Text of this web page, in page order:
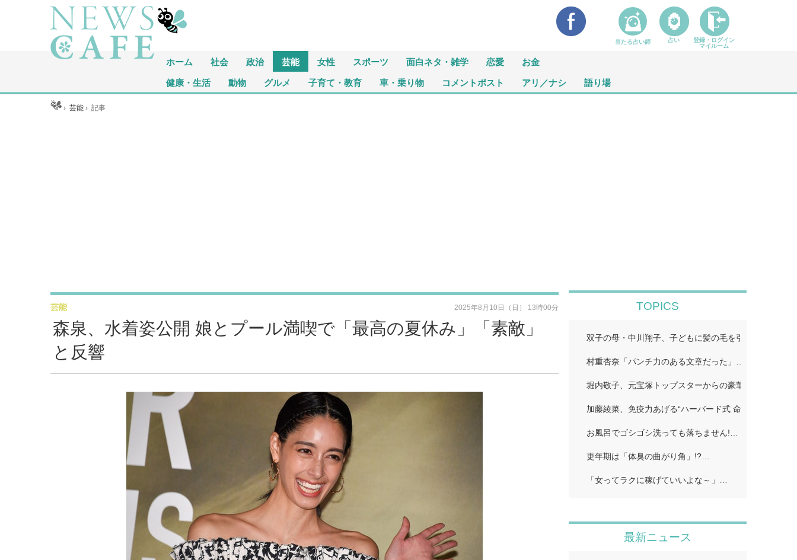
ホーム 社会 政治 芸能 女性 スポーツ 面白ネタ・雑学 恋愛 お金
健康・生活 動物 グルメ 子育て・教育 車・乗り物 コメントポスト アリ／ナシ 語り場
ホーム ›芸能 ›記事
森泉、水着姿公開 娘とプール満喫で「最高の夏休み」「素敵」
と反響
芸能 2025年8月10日（日） 13時00分 TOPICS
双子の母・中川翔子、子どもに髪の毛を引っ張られ困
村重杏奈「パンチ力のある文章だった」…
堀内敬子、元宝塚トップスターからの豪華差し入れ披
加藤綾菜、免疫力あげる“ハーバード式 命の野菜スー
お風呂でゴシゴシ洗っても落ちません!…
更年期は「体臭の曲がり角」!?…
「女ってラクに稼げていいよな～」…
最新ニュース
当たる占い師 占い
登録・ログイン
マイルーム